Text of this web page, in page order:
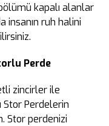
kapalı alanlar
insanın ruh halini
Perde
zincirler ile
Stor Perdelerin
Stor perdenizi